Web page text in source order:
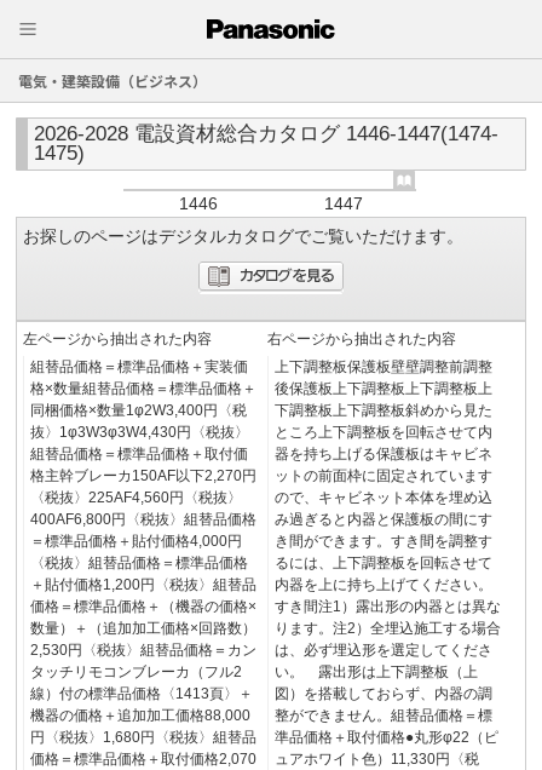
電気・建築設備（ビジネス）
2026-2028 電設資材総合カタログ 1446-1447(1474-
1475)
1446
1447
お探しのページはデジタルカタログでご覧いただけます。
左ページから抽出された内容
組替品価格＝標準品価格＋実装価
格×数量組替品価格＝標準品価格＋
同梱価格×数量1φ2W3,400円〈税
抜〉1φ3W3φ3W4,430円〈税抜〉
組替品価格＝標準品価格＋取付価
格主幹ブレーカ150AF以下2,270円
〈税抜〉225AF4,560円〈税抜〉
400AF6,800円〈税抜〉組替品価格
＝標準品価格＋貼付価格4,000円
〈税抜〉組替品価格＝標準品価格
＋貼付価格1,200円〈税抜〉組替品
価格＝標準品価格＋（機器の価格×
数量）＋（追加加工価格×回路数）
2,530円〈税抜〉組替品価格＝カン
タッチリモコンブレーカ（フル2
線）付の標準品価格〈1413頁〉＋
機器の価格＋追加加工価格88,000
円〈税抜〉1,680円〈税抜〉組替品
価格＝標準品価格＋取付価格2,070
右ページから抽出された内容
上下調整板保護板壁壁調整前調整
後保護板上下調整板上下調整板上
下調整板上下調整板斜めから見た
ところ上下調整板を回転させて内
器を持ち上げる保護板はキャビネ
ットの前面枠に固定されています
ので、キャビネット本体を埋め込
み過ぎると内器と保護板の間にす
き間ができます。すき間を調整す
るには、上下調整板を回転させて
内器を上に持ち上げてください。
すき間注1）露出形の内器とは異な
ります。注2）全埋込施工する場合
は、必ず埋込形を選定してくださ
い。 露出形は上下調整板（上
図）を搭載しておらず、内器の調
整ができません。組替品価格＝標
準品価格＋取付価格●丸形φ22（ピ
ュアホワイト色）11,330円〈税